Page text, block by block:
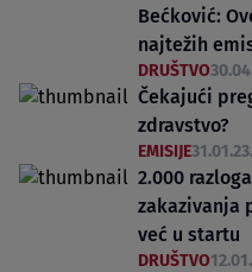
Bećković:
najtežih
DRUŠTVO
Čekajući
zdravstvo?
EMISIJE31.01.23.
2.000
zakazivanja
već u startu
DRUŠTVO